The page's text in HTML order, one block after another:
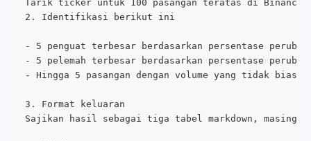
Tarik ticker untuk 100 pasangan teratas di Binance
2. Identifikasi berikut ini
- 5 penguat terbesar berdasarkan persentase
- 5 pelemah terbesar berdasarkan persentase
- Hingga 5 pasangan dengan volume yang tidak
3. Format keluaran
Sajikan hasil sebagai tiga tabel markdown, masing-